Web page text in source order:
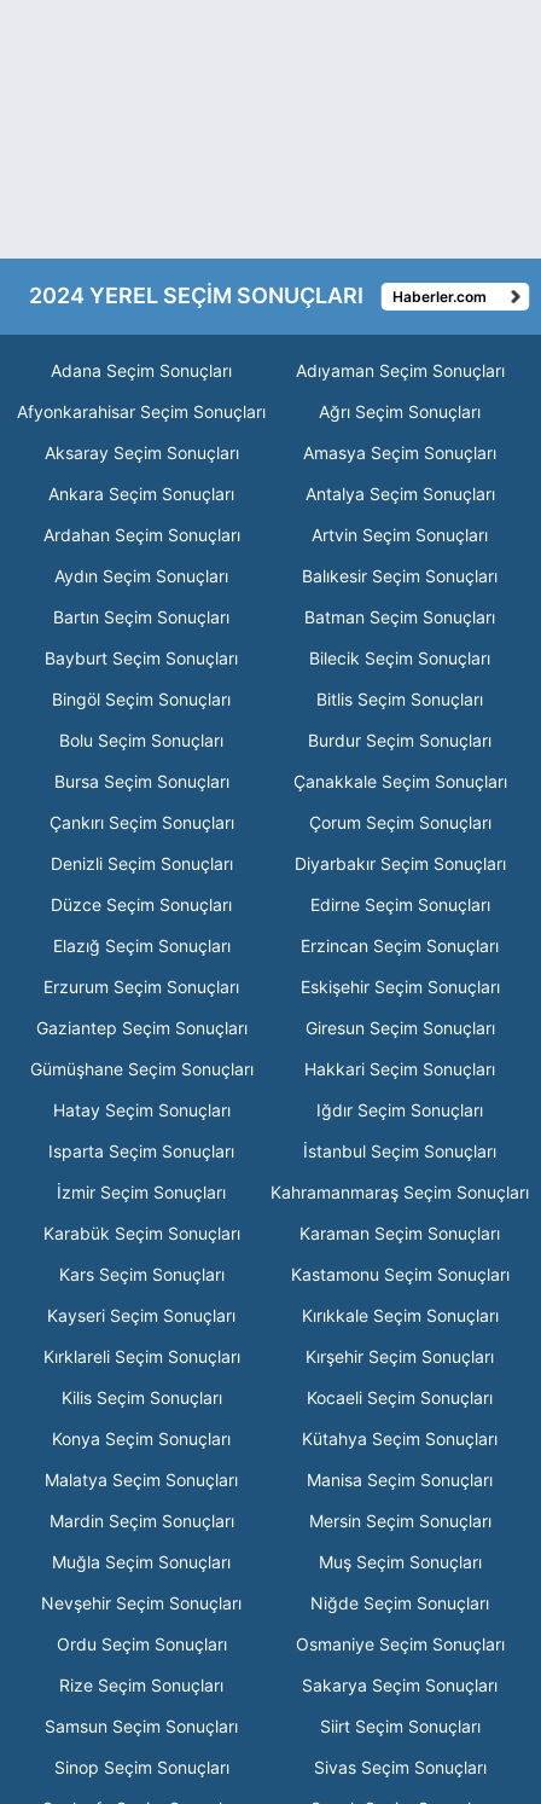
2024 YEREL SEÇİM SONUÇLARI Haberler.com
Adana Seçim Sonuçları
Adıyaman Seçim Sonuçları
Afyonkarahisar Seçim Sonuçları
Ağrı Seçim Sonuçları
Aksaray Seçim Sonuçları
Amasya Seçim Sonuçları
Ankara Seçim Sonuçları
Antalya Seçim Sonuçları
Ardahan Seçim Sonuçları
Artvin Seçim Sonuçları
Aydın Seçim Sonuçları
Balıkesir Seçim Sonuçları
Bartın Seçim Sonuçları
Batman Seçim Sonuçları
Bayburt Seçim Sonuçları
Bilecik Seçim Sonuçları
Bingöl Seçim Sonuçları
Bitlis Seçim Sonuçları
Bolu Seçim Sonuçları
Burdur Seçim Sonuçları
Bursa Seçim Sonuçları
Çanakkale Seçim Sonuçları
Çankırı Seçim Sonuçları
Çorum Seçim Sonuçları
Denizli Seçim Sonuçları
Diyarbakır Seçim Sonuçları
Düzce Seçim Sonuçları
Edirne Seçim Sonuçları
Elazığ Seçim Sonuçları
Erzincan Seçim Sonuçları
Erzurum Seçim Sonuçları
Eskişehir Seçim Sonuçları
Gaziantep Seçim Sonuçları
Giresun Seçim Sonuçları
Gümüşhane Seçim Sonuçları
Hakkari Seçim Sonuçları
Hatay Seçim Sonuçları
Iğdır Seçim Sonuçları
Isparta Seçim Sonuçları
İstanbul Seçim Sonuçları
İzmir Seçim Sonuçları
Kahramanmaraş Seçim Sonuçları
Karabük Seçim Sonuçları
Karaman Seçim Sonuçları
Kars Seçim Sonuçları
Kastamonu Seçim Sonuçları
Kayseri Seçim Sonuçları
Kırıkkale Seçim Sonuçları
Kırklareli Seçim Sonuçları
Kırşehir Seçim Sonuçları
Kilis Seçim Sonuçları
Kocaeli Seçim Sonuçları
Konya Seçim Sonuçları
Kütahya Seçim Sonuçları
Malatya Seçim Sonuçları
Manisa Seçim Sonuçları
Mardin Seçim Sonuçları
Mersin Seçim Sonuçları
Muğla Seçim Sonuçları
Muş Seçim Sonuçları
Nevşehir Seçim Sonuçları
Niğde Seçim Sonuçları
Ordu Seçim Sonuçları
Osmaniye Seçim Sonuçları
Rize Seçim Sonuçları
Sakarya Seçim Sonuçları
Samsun Seçim Sonuçları
Siirt Seçim Sonuçları
Sinop Seçim Sonuçları
Sivas Seçim Sonuçları